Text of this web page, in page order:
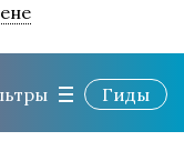
Гиды